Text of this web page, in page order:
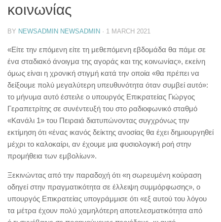
κοινωνίας
BY NEWSADMIN NEWSADMIN · 1 MARCH 2021
«Είτε την επόμενη είτε τη μεθεπόμενη εβδομάδα θα πάμε σε
ένα σταδιακό άνοιγμα της αγοράς και της κοινωνίας», εκείνη
όμως είναι η χρονική στιγμή κατά την οποία «θα πρέπει να
δείξουμε πολύ μεγαλύτερη υπευθυνότητα όταν συμβεί αυτό»:
το μήνυμα αυτό έστειλε ο υπουργός Επικρατείας Γιώργος
Γεραπετρίτης σε συνέντευξή του στο ραδιοφωνικό σταθμό
«Κανάλι 1» του Πειραιά διατυπώνοντας συγχρόνως την
εκτίμηση ότι «ένας ικανός δείκτης ανοσίας θα έχει δημιουργηθεί
μέχρι το καλοκαίρι, αν έχουμε μια φυσιολογική ροή στην
προμήθεια των εμβολίων».
Ξεκινώντας από την παραδοχή ότι «η σωρευμένη κούραση
οδηγεί στην πραγματικότητα σε έλλειψη συμμόρφωσης», ο
υπουργός Επικρατείας υπογράμμισε ότι «εξ αυτού του λόγου
τα μέτρα έχουν πολύ χαμηλότερη αποτελεσματικότητα από